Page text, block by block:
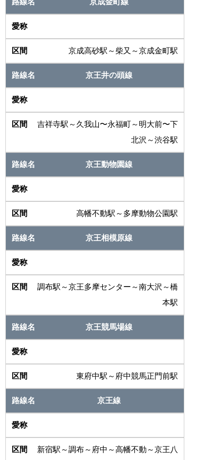
京成高砂駅～柴又～京成金町駅
京王井の頭線
吉祥寺駅～久我山〜永福町～明大前〜下
北沢～渋谷駅
京王動物園線
高幡不動駅～多摩動物公園駅
京王相模原線
調布駅～京王多摩センター～南大沢～橋
本駅
京王競馬場線
東府中駅～府中競馬正門前駅
京王線
新宿駅～調布～府中～高幡不動～京王八